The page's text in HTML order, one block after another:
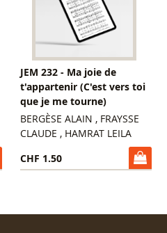
JEM 232 - Ma joie de
t'appartenir (C'est vers toi
que je me tourne)
BERGÈSE ALAIN , FRAYSSE
CLAUDE , HAMRAT LEILA
CHF 1.50